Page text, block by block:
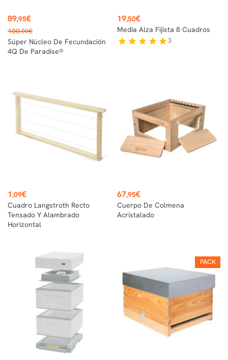
Precio
89,95€
Precio
base
100,00€
Súper Núcleo De Fecundación
4Q De Paradise®
Precio
19,50€
Media Alza Fijista 8 Cuadros
star star star star star3
Precio
1,09€
Cuadro Langstroth Recto
Tensado Y Alambrado
Horizontal
Precio
67,95€
Cuerpo De Colmena
Acristalado
PACK